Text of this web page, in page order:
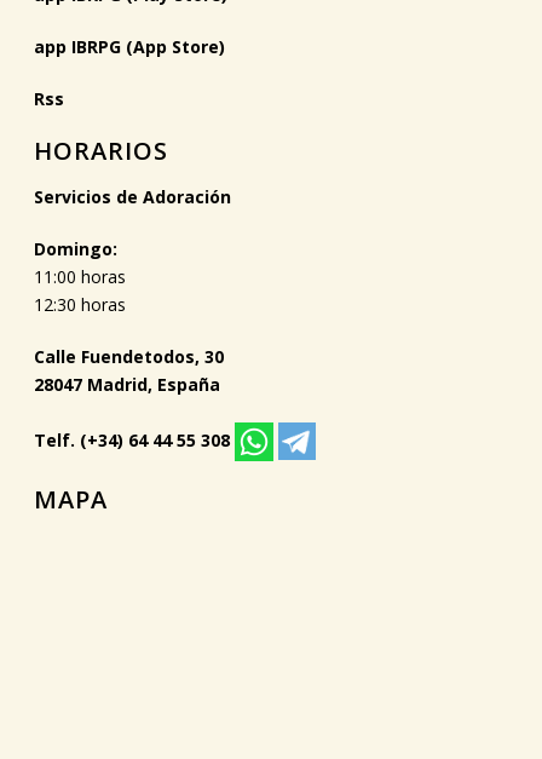
app IBRPG (App Store)
Rss
HORARIOS
Servicios de Adoración
Domingo:
11:00 horas
12:30 horas
Calle Fuendetodos, 30
28047 Madrid, España
Telf. (+34) 64 44 55 308
MAPA